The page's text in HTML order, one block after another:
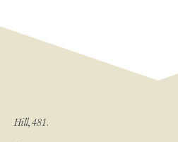
Hill, 481.